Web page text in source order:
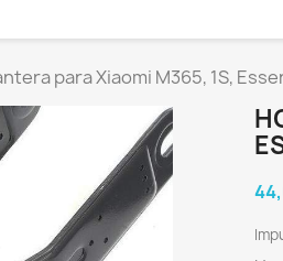
para Xiaomi M365, 1S,